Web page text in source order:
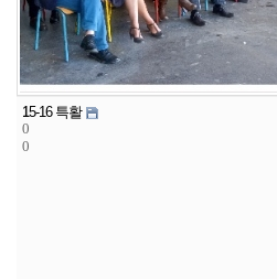
1
0
0
15-16 특활